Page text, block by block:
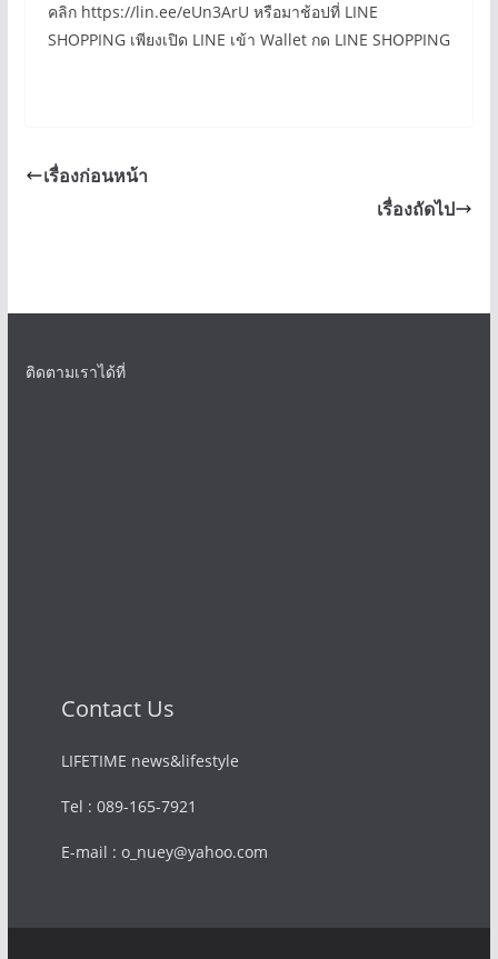
คลิก https://lin.ee/eUn3ArU หรือมาช้อปที่ LINE
SHOPPING เพียงเปิด LINE เข้า Wallet กด LINE SHOPPING
เรื่องก่อนหน้า
เรื่องถัดไป
ติดตามเราได้ที่
Contact Us
LIFETIME news&lifestyle
Tel : 089-165-7921
E-mail : o_nuey@yahoo.com